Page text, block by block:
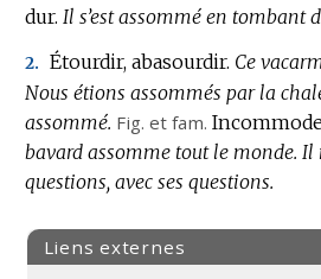
dur. Il s’est assommé en tombant
2. Étourdir, abasourdir. Ce
Nous étions assommés par la
assommé. Fig. et fam.
bavard assomme tout le monde. Il
questions, avec ses questions.
Liens externes